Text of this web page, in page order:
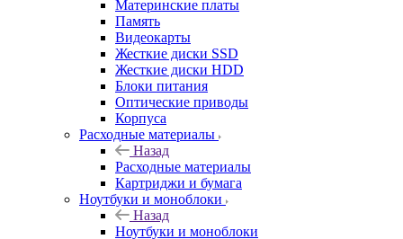
Материнские платы
Память
Видеокарты
Жесткие диски SSD
Жесткие диски HDD
Блоки питания
Оптические приводы
Корпуса
Расходные материалы
Назад
Расходные материалы
Картриджи и бумага
Ноутбуки и моноблоки
Назад
Ноутбуки и моноблоки